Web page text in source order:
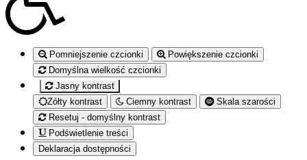
Pomniejszenie czcionki
Powiększenie czcionki
Domyślna wielkość czcionki
Jasny kontrast
Zółty kontrast
Ciemny kontrast
Skala szarości
Resetuj - domyślny kontrast
Podświetlenie treści
Deklaracja dostępności